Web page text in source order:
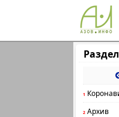
1
2 Архив